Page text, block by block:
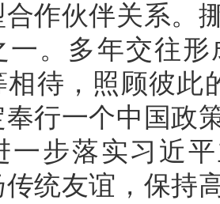
作伙伴关系。
一。多年交往
相待，照顾彼此
行一个中国政
一步落实习近
统友谊，保持